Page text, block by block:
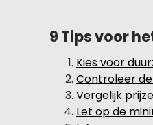
9 Tips voor
Kies voor
Controleer
Vergelijk
Let op de